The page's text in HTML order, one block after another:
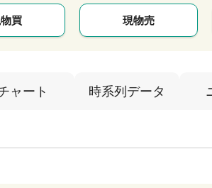
買 現物売
ャート 時系列データ